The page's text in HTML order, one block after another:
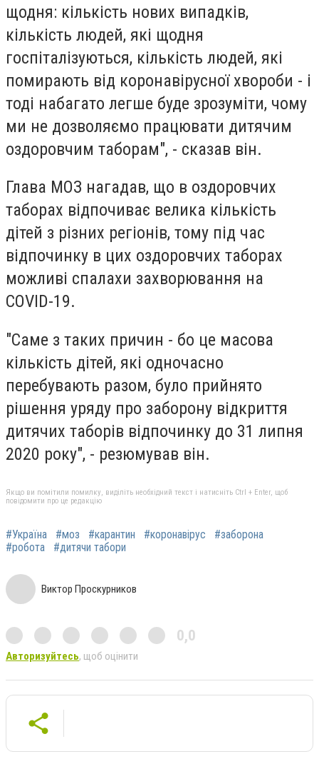
щодня: кількість нових випадків,
кількість людей, які щодня
госпіталізуються, кількість людей, які
помирають від коронавірусної хвороби - і
тоді набагато легше буде зрозуміти, чому
ми не дозволяємо працювати дитячим
оздоровчим таборам", - сказав він.
Глава МОЗ нагадав, що в оздоровчих
таборах відпочиває велика кількість
дітей з різних регіонів, тому під час
відпочинку в цих оздоровчих таборах
можливі спалахи захворювання на
COVID-19.
"Саме з таких причин - бо це масова
кількість дітей, які одночасно
перебувають разом, було прийнято
рішення уряду про заборону відкриття
дитячих таборів відпочинку до 31 липня
2020 року", - резюмував він.
Якщо ви помітили помилку, виділіть необхідний текст і натисніть Ctrl + Enter, щоб
повідомити про це редакцію
#Україна #моз #карантин #коронавірус
#заборона
#робота
#дитячи табори
Виктор Проскурников
0,0
Авторизуйтесь, щоб оцінити